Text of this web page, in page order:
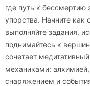
где путь к бессмертию
упорства. Начните как
выполняйте задания,
поднимайтесь к
сочетает
механиками:
снаряжением и